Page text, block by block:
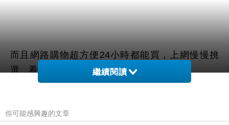
而且網路購物超方便24小時都能買，上網慢慢挑
選，看看網友鄉民心得文，
露x2(贈5合1潔顏機)
繼續閱讀
你可能感興趣的文章